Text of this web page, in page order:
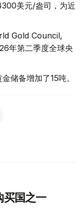
美元/盎司，为近
Gold Council,
年第二季度全球央
储备增加了15吨。
买国之一